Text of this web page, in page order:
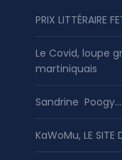
PRIX LITTÉRAIRE
Le Covid, loupe
martiniquais
Sandrine
KaWoMu, LE SITE